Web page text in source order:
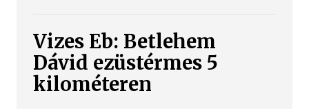
Vizes Eb: Betlehem
Dávid ezüstérmes 5
kilométeren